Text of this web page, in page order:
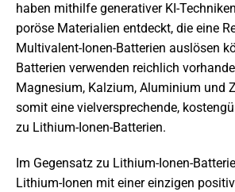
haben mithilfe generativer KI-
poröse Materialien entdeckt, die eine
Multivalent-Ionen-Batterien auslösen
Batterien verwenden reichlich
Magnesium, Kalzium, Aluminium und
somit eine vielversprechende,
zu Lithium-Ionen-Batterien.
Im Gegensatz zu Lithium-Ionen-
Lithium-Ionen mit einer einzigen